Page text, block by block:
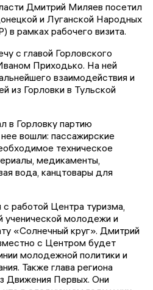
Дмитрий Миляев посетил
и Луганской Народных
рамках рабочего визита.
с главой Горловского
Приходько. На ней
взаимодействия и
из Горловки в Тульской
в Горловку партию
вошли: пассажирские
техническое
медикаменты,
вода, канцтовары для
работой Центра туризма,
ученической молодежи и
«Солнечный круг». Дмитрий
с Центром будет
молодежной политики и
Также глава региона
Движения Первых. Они